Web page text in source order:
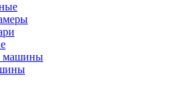
машины